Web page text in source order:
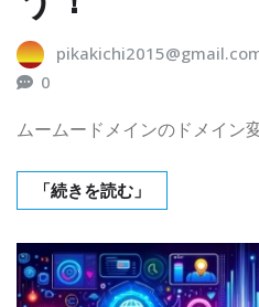
0
ムームードメインのドメイン
「続きを読む」